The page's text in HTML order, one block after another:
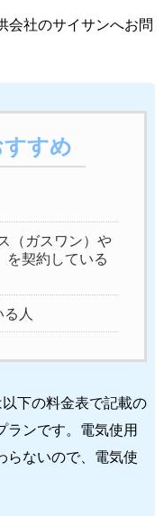
会社のサイサンへお問
すめ
（ガスワン）や
を契約している
人
下の料金表で記載の
ランです。電気使用
らないので、電気使